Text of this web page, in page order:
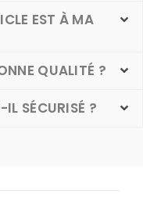
EST À MA
QUALITÉ ?
IL SÉCURISÉ ?